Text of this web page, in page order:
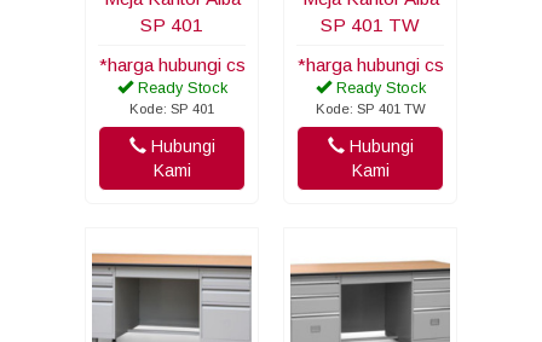
SP 401
*harga hubungi cs
Ready Stock
Kode: SP 401
Hubungi
Kami
SP 401 TW
*harga hubungi cs
Ready Stock
Kode: SP 401 TW
Hubungi
Kami